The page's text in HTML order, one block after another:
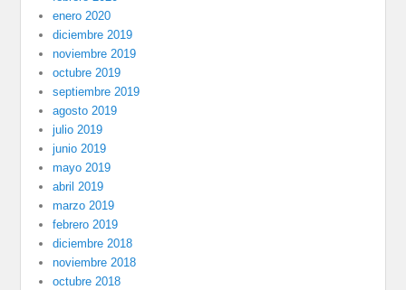
enero 2020
diciembre 2019
noviembre 2019
octubre 2019
septiembre 2019
agosto 2019
julio 2019
junio 2019
mayo 2019
abril 2019
marzo 2019
febrero 2019
diciembre 2018
noviembre 2018
octubre 2018